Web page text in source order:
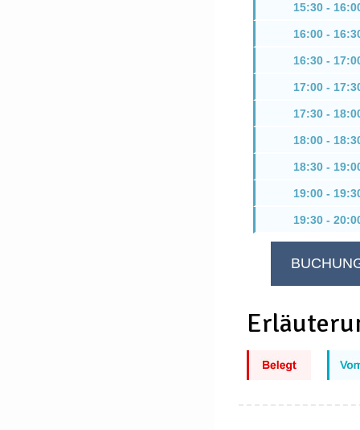
15:30 -
16:00 -
16:30 -
17:00 -
17:30 -
18:00 -
18:30 -
19:00 -
19:30 -